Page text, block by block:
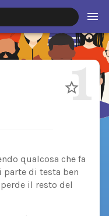
1
qualcosa che fa
parte di testa ben
il resto del